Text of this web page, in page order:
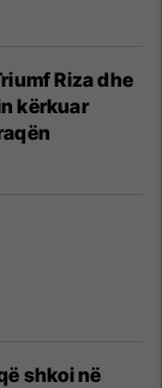
Riza dhe
kërkuar
shkoi në